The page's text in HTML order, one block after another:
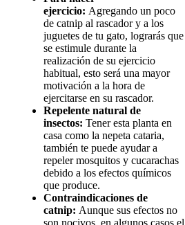
ejercicio: Agregando un poco
de catnip al rascador y a los
juguetes de tu gato, lograrás que
se estimule durante la
realización de su ejercicio
habitual, esto será una mayor
motivación a la hora de
ejercitarse en su rascador.
Repelente natural de
insectos: Tener esta planta en
casa como la nepeta cataria,
también te puede ayudar a
repeler mosquitos y cucarachas
debido a los efectos químicos
que produce.
Contraindicaciones de
catnip: Aunque sus efectos no